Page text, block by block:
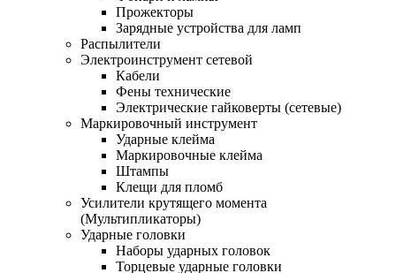
Прожекторы
Зарядные устройства для ламп
Распылители
Электроинструмент сетевой
Кабели
Фены технические
Электрические гайковерты (сетевые)
Маркировочный инструмент
Ударные клейма
Маркировочные клейма
Штампы
Клещи для пломб
Усилители крутящего момента
(Мультипликаторы)
Ударные головки
Наборы ударных головок
Торцевые ударные головки